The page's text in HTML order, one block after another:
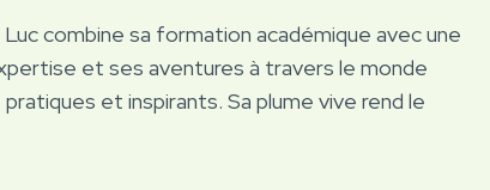
combine sa formation académique avec une
et ses aventures à travers le monde
et inspirants. Sa plume vive rend le